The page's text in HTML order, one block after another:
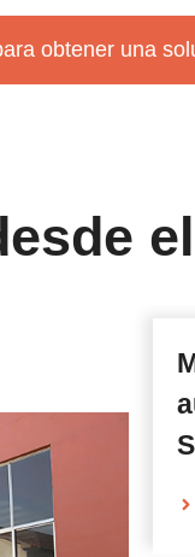
obtener una